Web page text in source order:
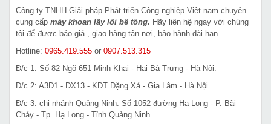
Công ty TNHH Giải pháp Phát triển Công nghiệp Việt nam chuyên
cung cấp máy khoan lấy lõi bê tông. Hãy liên hệ ngay với chúng
tôi để được báo giá , giao hàng tận nơi, bảo hành dài hạn.
Hotline: 0965.419.555 or 0907.513.315
Đ/c 1: Số 82 Ngõ 651 Minh Khai - Hai Bà Trưng - Hà Nội.
Đ/c 2: A3D1 - DX13 - KĐT Đặng Xá - Gia Lâm - Hà Nội
Đ/c 3: chi nhánh Quảng Ninh: Số 1052 đường Hạ Long - P. Bãi
Cháy - Tp. Hạ Long - Tỉnh Quảng Ninh